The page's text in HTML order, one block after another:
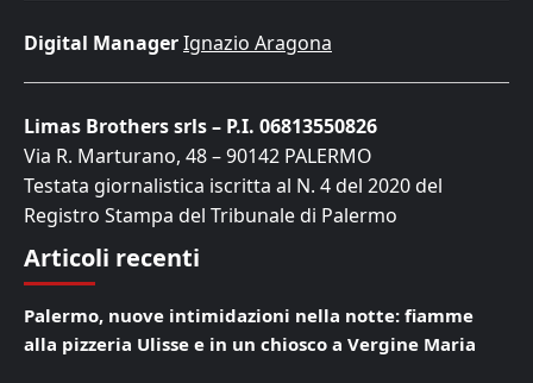
Digital ManagerIgnazio Aragona
Limas Brothers srls – P.I. 06813550826
Via R. Marturano, 48 – 90142 PALERMO
Testata giornalistica iscritta al N. 4 del 2020 del
Registro Stampa del Tribunale di Palermo
Articoli recenti
Palermo, nuove intimidazioni nella notte: fiamme
alla pizzeria Ulisse e in un chiosco a Vergine Maria